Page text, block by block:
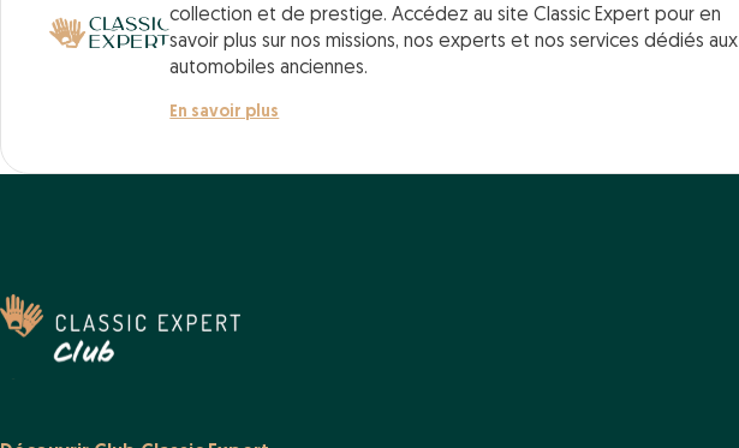
collection et de prestige. Accédez au site Classic Expert pour en
savoir plus sur nos missions, nos experts et nos services dédiés aux
automobiles anciennes.
En savoir plus